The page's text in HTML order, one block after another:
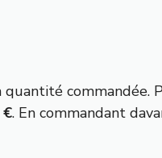
commandée.
€. En commandant